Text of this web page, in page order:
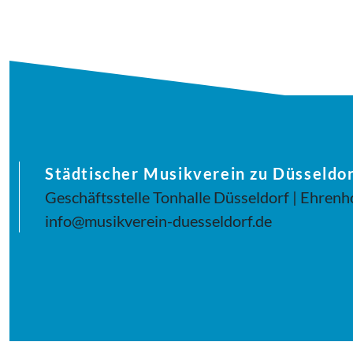
Städtischer Musikverein zu
Geschäftsstelle Tonhalle Düsseldorf |
info@musikverein-duesseldorf.de